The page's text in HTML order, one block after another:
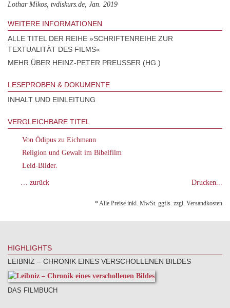
Lothar Mikos, tvdiskurs.de, Jan. 2019
WEITERE INFORMATIONEN
ALLE TITEL DER REIHE »SCHRIFTENREIHE ZUR
TEXTUALITÄT DES FILMS«
MEHR ÜBER HEINZ-PETER PREUSSER (HG.)
LESEPROBEN & DOKUMENTE
INHALT UND EINLEITUNG
VERGLEICHBARE TITEL
Von Ödipus zu Eichmann
Religion und Gewalt im Bibelfilm
Leid-Bilder.
… zurück Drucken...
* Alle Preise inkl. MwSt. ggfls. zzgl. Versandkosten
HIGHLIGHTS
LEIBNIZ – CHRONIK EINES VERSCHOLLENEN BILDES
DAS FILMBUCH